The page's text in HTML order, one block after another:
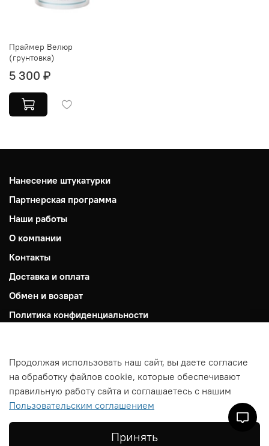
Праймер Велюр
(грунтовка)
5 300 ₽
Нанесение штукатурки
Партнерская программа
Наши работы
О компании
Контакты
Доставка и оплата
Обмен и возврат
Политика конфиденциальности
Файлы cookie
Сделано в Хезар
Продолжая использовать наш сайт, вы даете согласие
на обработку файлов cookie, которые обеспечивают
правильную работу сайта и соглашаетесь с нашим
Пользовательским соглашением
Принять